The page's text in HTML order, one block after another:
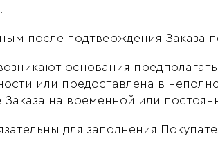
после подтверждения
основания
или предоставлена в
на временной или
для заполнения